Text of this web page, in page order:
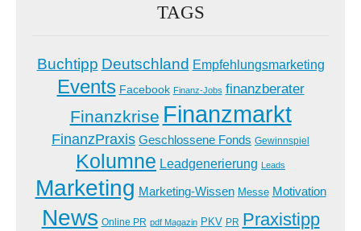
TAGS
Buchtipp Deutschland Empfehlungsmarketing
Events Facebook Finanz-Jobs finanzberater
Finanzkrise Finanzmarkt
FinanzPraxis Geschlossene Fonds Gewinnspiel
Kolumne Leadgenerierung Leads
Marketing Marketing-Wissen Messe Motivation
News Online PR pdf Magazin PKV PR Praxistipp